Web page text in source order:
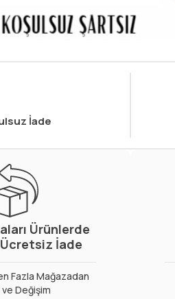
İade
Ürünlerde
Ücretsiz İade
Fazla Mağazadan
Değişim